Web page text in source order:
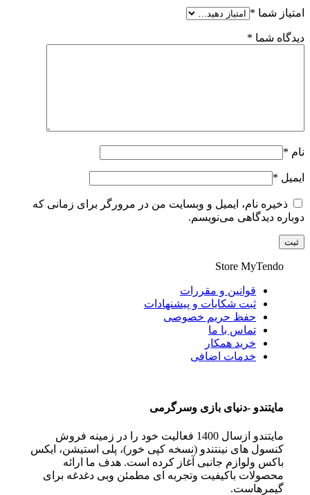
امتیاز شما *
دیدگاه شما *
نام *
ایمیل *
ذخیره نام، ایمیل و وبسایت من در مرورگر برای زمانی که
دوباره دیدگاهی می‌نویسم.
Store MyTendo
قوانین و مقررات
ثبت شکایات و پیشنهادات
حفظ حریم خصوصی
تماس با ما
خرید همکار
خدمات اضافی
مايتندو -دنياى بازى وسرگرمى
مايتندو ازسال 1400 فعاليت خود را در زمينه فروش
كنسول هاى نينتندو (نسخه كپى خور)، پلى استيشن، ايكس
باكس ولوازم جانبى آغاز كرده است. هدف ما ارائه
محصولات باكيفيت وتجربه اى مطمئن وبى دغدغه براى
گيمرهاست.